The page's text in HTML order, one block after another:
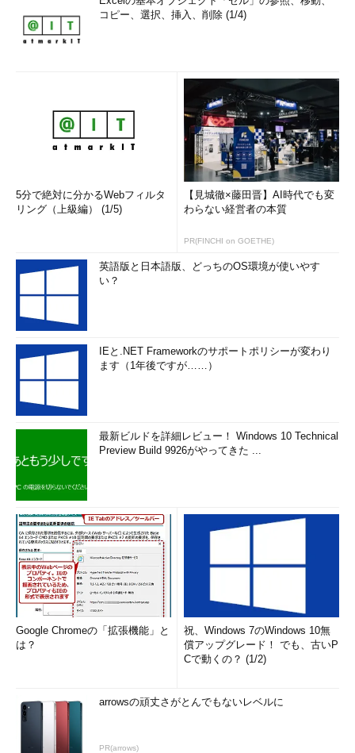
コピー、選択、挿入、削除 (1/4)
5分で絶対に分かるWebフィルタ
リング（上級編） (1/5)
【見城徹×藤田晋】AI時代でも変
わらない経営者の本質
PR(FINCHI on GOETHE)
英語版と日本語版、どっちのOS環境が使いやす
い？
IEと.NET Frameworkのサポートポリシーが変わり
ます（1年後ですが……）
最新ビルドを詳細レビュー！ Windows 10 Technical
Preview Build 9926がやってきた ...
Google Chromeの「拡張機能」と
は？
祝、Windows 7のWindows 10無
償アップグレード！ でも、古いP
Cで動くの？ (1/2)
arrowsの頑丈さがとんでもないレベルに
PR(arrows)